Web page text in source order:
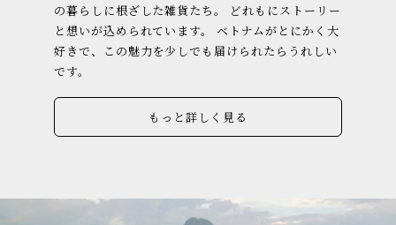
の暮らしに根ざした雑貨たち。 どれもにストーリー
と想いが込められています。 ベトナムがとにかく大
好きで、この魅力を少しでも届けられたらうれしい
です。
もっと詳しく見る